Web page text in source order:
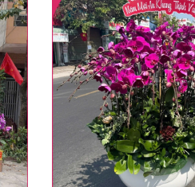
lan hồ điệp đẹp và hoàn
phẩm thực tế và trên hình.
nên sẽ thay đổi về độ dầy
Beautiful Orchids cam kết
hoa và kiểu chậu cũng như
vẫn giữ nguyên mức giá